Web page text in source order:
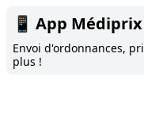
📱 App Médiprix
Envoi d'ordonnances,
plus !